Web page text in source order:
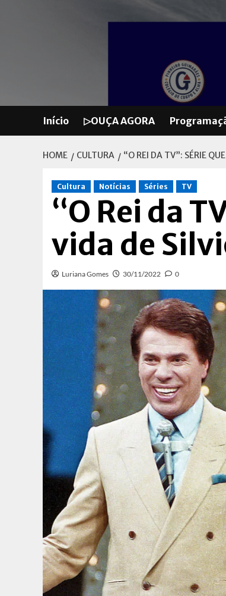
Início ▷OUÇA AGORA
HOME CULTURA “O REI DA TV”: SÉRIE
Cultura Notícias Séries TV
“O Rei da
vida de
Luriana Gomes 30/11/2022 0